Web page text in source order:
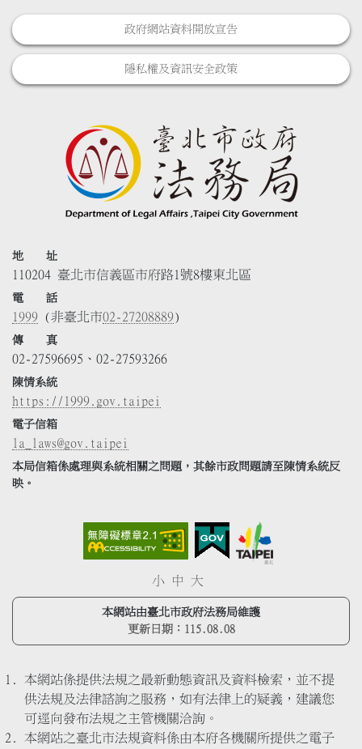
政府網站資料開放宣告
隱私權及資訊安全政策
地 址
110204 臺北市信義區市府路1號8樓東北區
電 話
1999 (非臺北市02-27208889)
傳 真
02-27596695、02-27593266
陳情系統
https://1999.gov.taipei
電子信箱
la_laws@gov.taipei
本局信箱係處理與系統相關之問題，其餘市政問題請至陳情系統反
映。
小 中 大
本網站由臺北市政府法務局維護
更新日期： 115.08.08
本網站係提供法規之最新動態資訊及資料檢索，並不提
供法規及法律諮詢之服務，如有法律上的疑義，建議您
可逕向發布法規之主管機關洽詢。
本網站之臺北市法規資料係由本府各機關所提供之電子